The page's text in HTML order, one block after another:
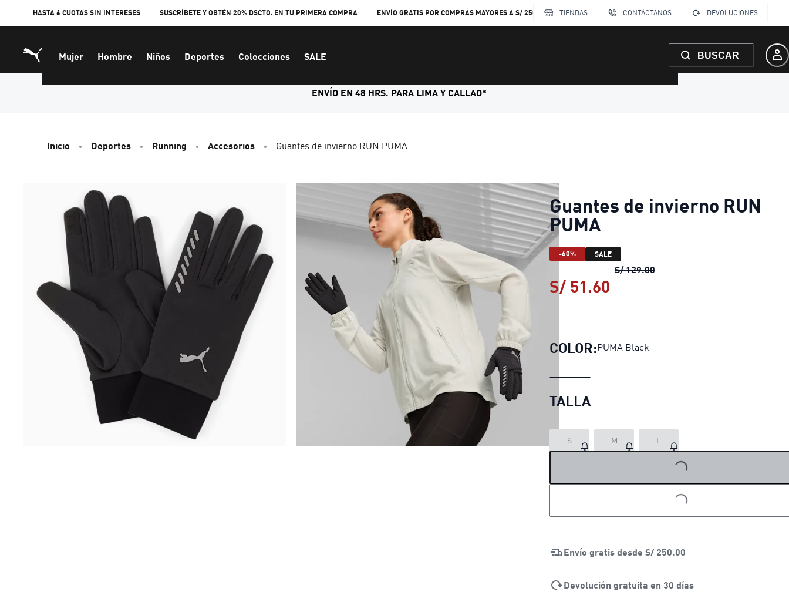
HASTA 6 CUOTAS SIN INTERESES SUSCRÍBETE Y OBTÉN 20% DSCTO. EN TU PRIMERA COMPRA ENVÍO GRATIS POR COMPRAS MAYORES A S/ 250 TIENDAS CONTÁCTANOS DEVOLUCIONES
Mujer Hombre Niños Deportes Colecciones SALE BUSCAR
ENVÍO EN 48 HRS. PARA LIMA Y CALLAO*
Inicio Deportes Running Accesorios Guantes de invierno RUN PUMA
Guantes de invierno RUN
PUMA
-60% SALE
S/ 129.00Guantes de invierno RUN PUMA
S/ 51.60
COLOR:PUMA Black
TALLA
S M L
LOADING...
LOADING...
Envío gratis desde S/ 250.00
Devolución gratuita en 30 días